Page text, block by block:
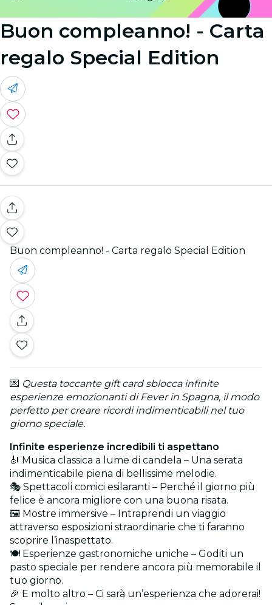
Buon compleanno! - Carta
regalo Special Edition
Buon compleanno! - Carta regalo Special Edition
💌 Questa toccante gift card sblocca infinite
esperienze emozionanti di Fever in Spagna, il modo
perfetto per creare ricordi indimenticabili nel tuo
giorno speciale.
Infinite esperienze incredibili ti aspettano
🎻 Musica classica a lume di candela – Una serata
indimenticabile piena di bellissime melodie.
🎭 Spettacoli comici esilaranti – Perché il giorno più
felice è ancora migliore con una buona risata.
🖼️ Mostre immersive – Intraprendi un viaggio
attraverso esposizioni straordinarie che ti faranno
scoprire l’inaspettato.
🍽️ Esperienze gastronomiche uniche – Goditi un
pasto speciale per rendere ancora più memorabile il
tuo giorno.
🎉 E molto altro – Ci sarà un’esperienza che adorerai!